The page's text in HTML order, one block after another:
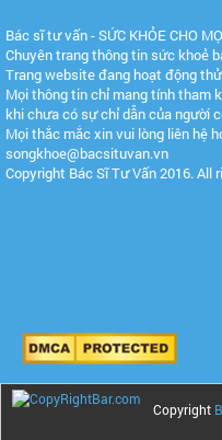
Bác sĩ tư vấn - SỨC KHỎE CHO
Chuyên trang thông tin sức khoẻ
Trang website đang hoạt động
Mọi thông tin chỉ mang tính tham
khi chưa có sự chỉ dẫn của người
Mọi thắc mắc xin vui lòng liên hệ
songkhoe@bacsituvan.vn
Copyright Bác Sĩ Tư Vấn 2016. All
Copyright